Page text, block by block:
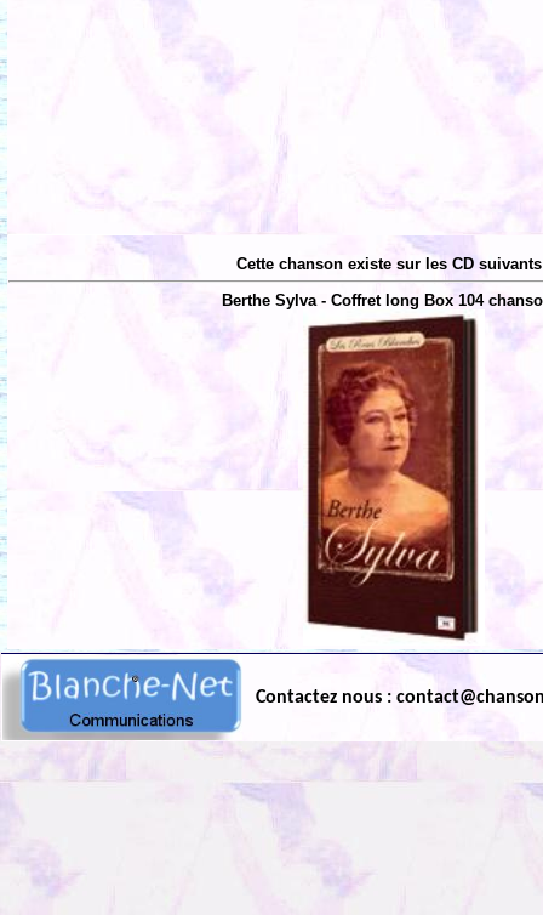
Cette chanson existe sur les CD
Berthe Sylva - Coffret long Box 104
Contactez nous :